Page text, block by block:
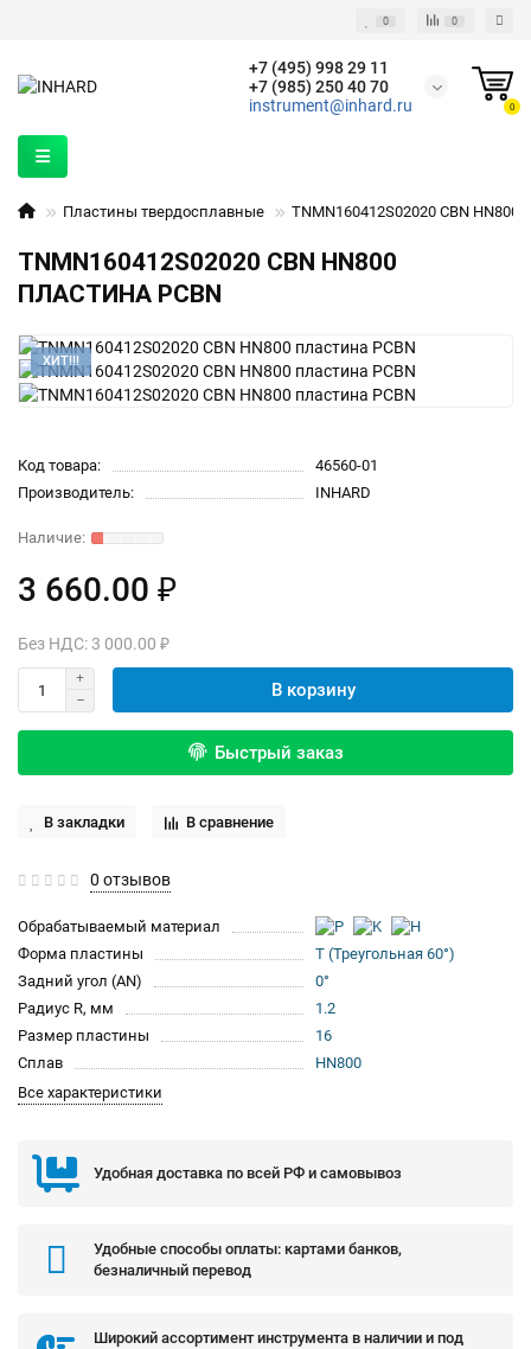
0 0
+7 (495) 998 29 11
+7 (985) 250 40 70
instrument@inhard.ru
0
Пластины твердосплавные TNMN160412S02020 CBN HN800
TNMN160412S02020 CBN HN800
ПЛАСТИНА PCBN
ХИТ!!!
Код товара:
46560-01
Производитель:
INHARD
3 660.00 ₽
Без НДС: 3 000.00 ₽
В корзину
Быстрый заказ
В закладки В сравнение
0 отзывов
Обрабатываемый материал
Форма пластины
T (Треугольная 60°)
Задний угол (AN)
0°
Радиус R, мм
1.2
Размер пластины
16
Сплав
HN800
Все характеристики
Удобная доставка по всей РФ и самовывоз
Удобные способы оплаты: картами банков,
безналичный перевод
Широкий ассортимент инструмента в наличии и под